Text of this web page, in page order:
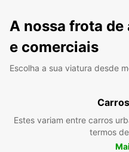
A nossa frota
e comerciais
Escolha a sua viatura desde
Estes variam entre carros
termos